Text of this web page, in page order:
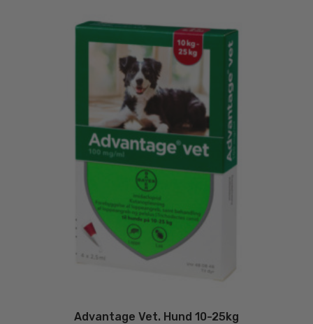
Advantage Vet. Hund 10-25kg